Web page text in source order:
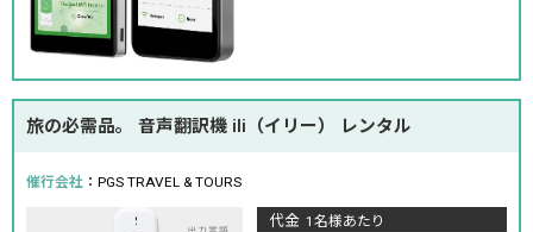
旅の必需品。 音声翻訳機 ili（イリー） レンタル
催行会社 ：PGS TRAVEL & TOURS
代金 1名様あたり